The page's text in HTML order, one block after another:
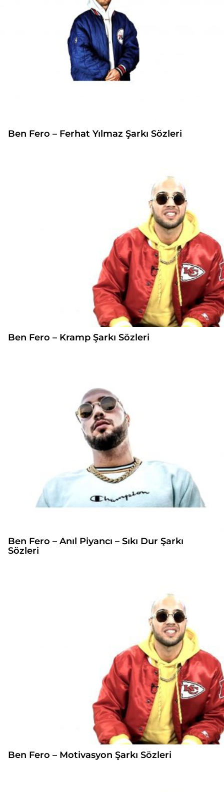
Ben Fero – Ferhat Yılmaz Şarkı Sözleri
Ben Fero – Kramp Şarkı Sözleri
Ben Fero – Anıl Piyancı – Sıkı Dur Şarkı
Sözleri
Ben Fero – Motivasyon Şarkı Sözleri